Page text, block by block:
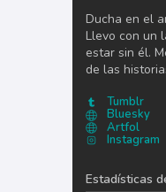
Ducha en el
Llevo con un
estar sin él.
de las
Tumblr
Bluesky
Artfol
Instagram
Estadísticas